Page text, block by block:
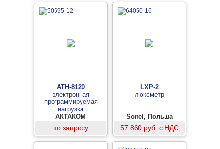
АТН-8120
электронная
программируемая
нагрузка
АКТАКОМ
по запросу
LXP-2
люксметр
Sonel, Польша
57 860 руб. с НДС